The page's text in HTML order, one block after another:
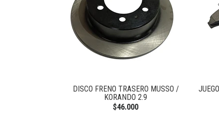
DISCO FRENO TRASERO MUSSO /
KORANDO 2.9
$46.000